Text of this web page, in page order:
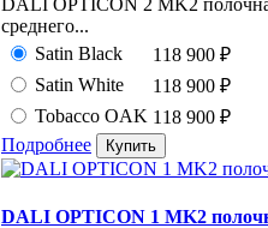
DALI OPTICON 2 MK2
среднего...
Satin Black
118 900 ₽
Satin White
118 900 ₽
Tobacco OAK 118 900 ₽
Подробнее
DALI OPTICON 1 MK2